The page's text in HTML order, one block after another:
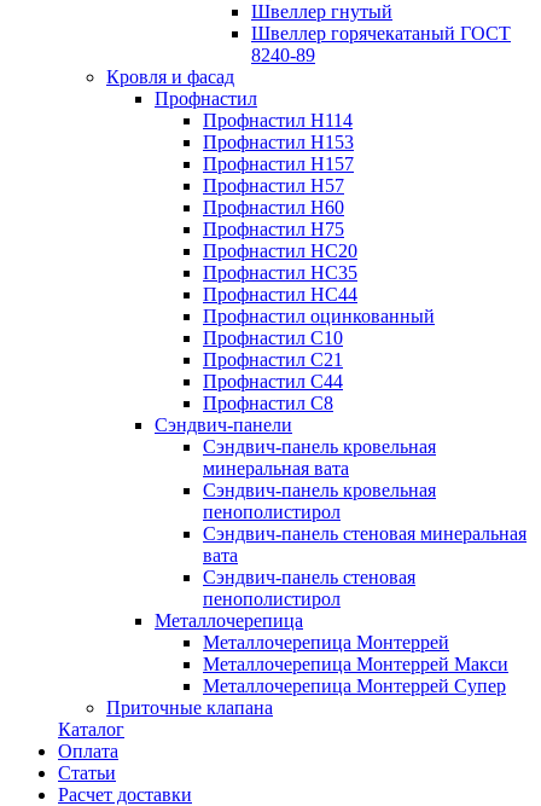
Швеллер гнутый
Швеллер горячекатаный ГОСТ
8240-89
Кровля и фасад
Профнастил
Профнастил Н114
Профнастил Н153
Профнастил Н157
Профнастил Н57
Профнастил Н60
Профнастил Н75
Профнастил НС20
Профнастил НС35
Профнастил НС44
Профнастил оцинкованный
Профнастил С10
Профнастил С21
Профнастил С44
Профнастил С8
Сэндвич-панели
Сэндвич-панель кровельная
минеральная вата
Сэндвич-панель кровельная
пенополистирол
Сэндвич-панель стеновая минеральная
вата
Сэндвич-панель стеновая
пенополистирол
Металлочерепица
Металлочерепица Монтеррей
Металлочерепица Монтеррей Макси
Металлочерепица Монтеррей Супер
Приточные клапана
Каталог
Оплата
Статьи
Расчет доставки